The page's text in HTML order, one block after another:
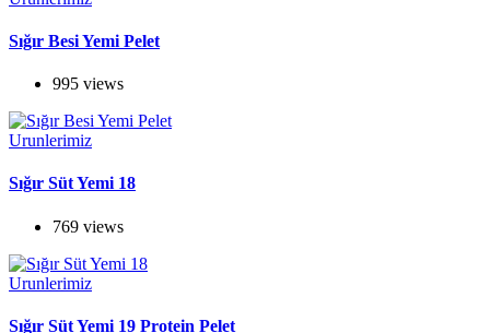
Sığır Besi Yemi Pelet
995 views
Urunlerimiz
Sığır Süt Yemi 18
769 views
Urunlerimiz
Sığır Süt Yemi 19 Protein Pelet